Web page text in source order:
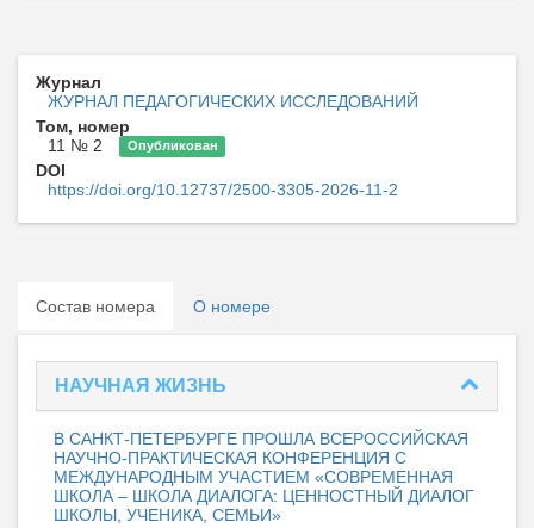
Журнал
ЖУРНАЛ ПЕДАГОГИЧЕСКИХ ИССЛЕДОВАНИЙ
Том, номер
11 № 2
Опубликован
DOI
https://doi.org/10.12737/2500-3305-2026-11-2
Состав номера О номере
НАУЧНАЯ ЖИЗНЬ
В САНКТ-ПЕТЕРБУРГЕ ПРОШЛА ВСЕРОССИЙСКАЯ
НАУЧНО-ПРАКТИЧЕСКАЯ КОНФЕРЕНЦИЯ С
МЕЖДУНАРОДНЫМ УЧАСТИЕМ «СОВРЕМЕННАЯ
ШКОЛА – ШКОЛА ДИАЛОГА: ЦЕННОСТНЫЙ ДИАЛОГ
ШКОЛЫ, УЧЕНИКА, СЕМЬИ»